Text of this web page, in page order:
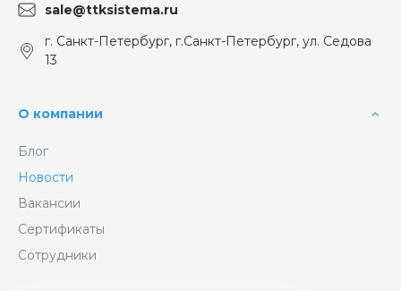
sale@ttksistema.ru
г. Санкт-Петербург, г.Санкт-Петербург, ул. Седова
13
О компании
Блог
Новости
Вакансии
Сертификаты
Сотрудники